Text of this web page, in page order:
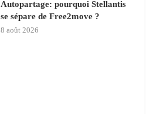
Autopartage: pourquoi Stellantis
se sépare de Free2move ?
8 août 2026